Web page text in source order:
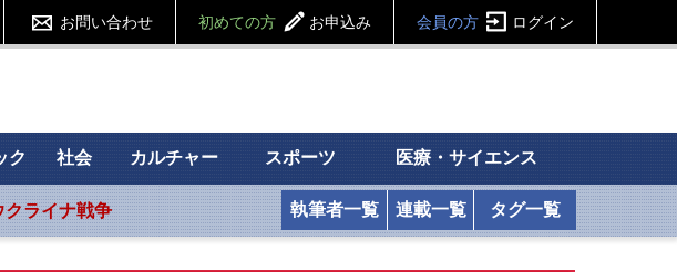
お問い合わせ 初めての方 お申込み 会員の方 ログイン
ク 社会 カルチャー スポーツ 医療・サイエンス
クライナ戦争 執筆者一覧 連載一覧 タグ一覧